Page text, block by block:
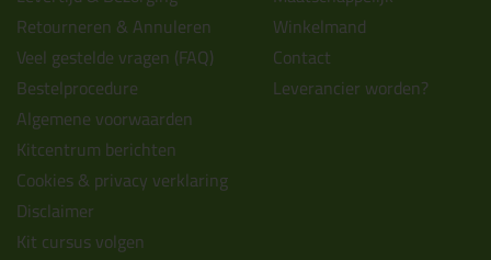
Retourneren & Annuleren
Veel gestelde vragen (FAQ)
Bestelprocedure
Algemene voorwaarden
Kitcentrum berichten
Cookies & privacy verklaring
Disclaimer
Kit cursus volgen
Winkelmand
Contact
Leverancier worden?